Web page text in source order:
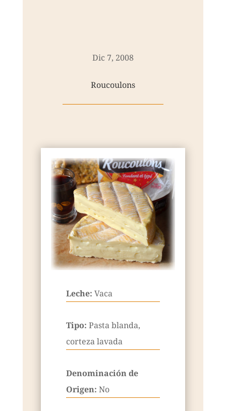
Dic 7, 2008
Roucoulons
Leche: Vaca
Tipo: Pasta blanda,
corteza lavada
Denominación de
Origen: No